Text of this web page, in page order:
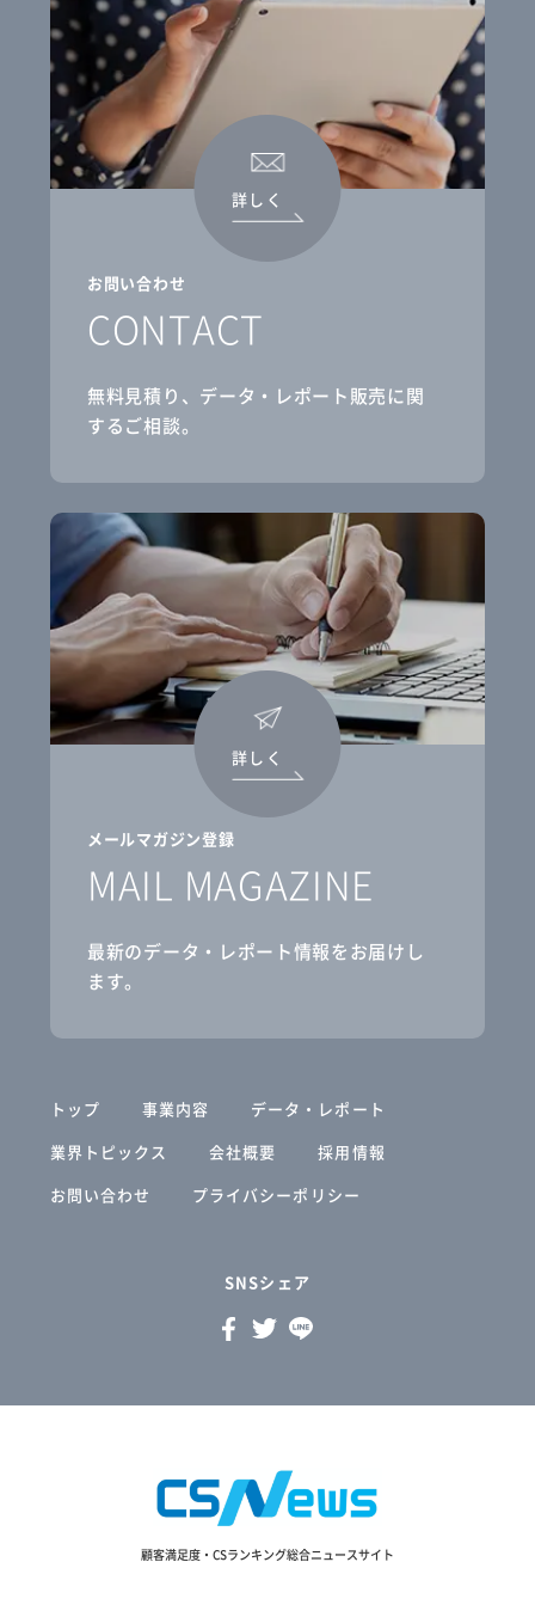
お問い合わせ
CONTACT
無料見積り、データ・レポート販売に関
するご相談。
詳しく
メールマガジン登録
MAIL MAGAZINE
最新のデータ・レポート情報をお届けし
ます。
詳しく
トップ 事業内容
データ・レポート
業界トピックス
会社概要
採用情報
お問い合わせ
プライバシーポリシー
SNSシェア
顧客満足度・CSランキング総合ニュースサイト